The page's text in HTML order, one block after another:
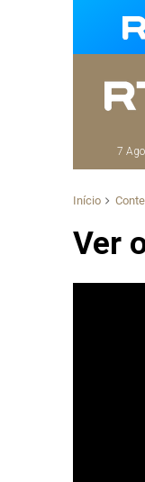
7
Início
Ver